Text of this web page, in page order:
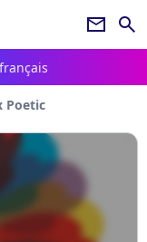
newsletter search
Poetic